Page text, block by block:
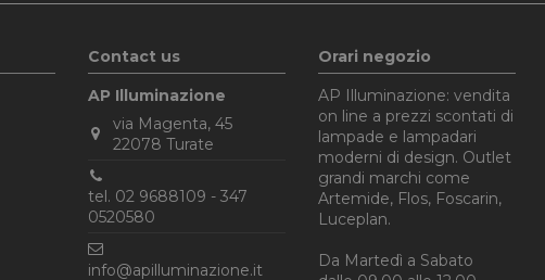
Contact us
AP Illuminazione
via Magenta, 45
22078 Turate
tel. 02 9688109 - 347
0520580‬
info@apilluminazione.it
Orari negozio
AP Illuminazione: vendita
on line a prezzi scontati di
lampade e lampadari
moderni di design. Outlet
grandi marchi come
Artemide, Flos, Foscarin,
Luceplan.
Da Martedì a Sabato